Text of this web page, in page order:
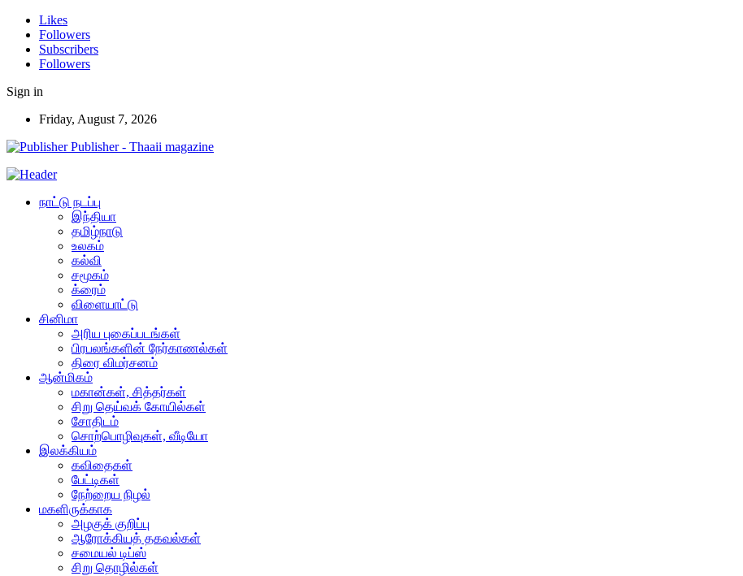
Likes
Followers
Subscribers
Followers
Sign in
Friday, August 7, 2026
Publisher - Thaaii magazine
நாட்டு நடப்பு
இந்தியா
தமிழ்நாடு
உலகம்
கல்வி
சமூகம்
க்ரைம்
விளையாட்டு
சினிமா
அரிய புகைப்படங்கள்
பிரபலங்களின் நேர்காணல்கள்
திரை விமர்சனம்
ஆன்மிகம்
மகான்கள், சித்தர்கள்
சிறு தெய்வக் கோயில்கள்
சோதிடம்
சொற்பொழிவுகள், வீடியோ
இலக்கியம்
கவிதைகள்
பேட்டிகள்
நேற்றைய நிழல்
மகளிருக்காக
அழகுக் குறிப்பு
ஆரோக்கியத் தகவல்கள்
சமையல் டிப்ஸ்
சிறு தொழில்கள்